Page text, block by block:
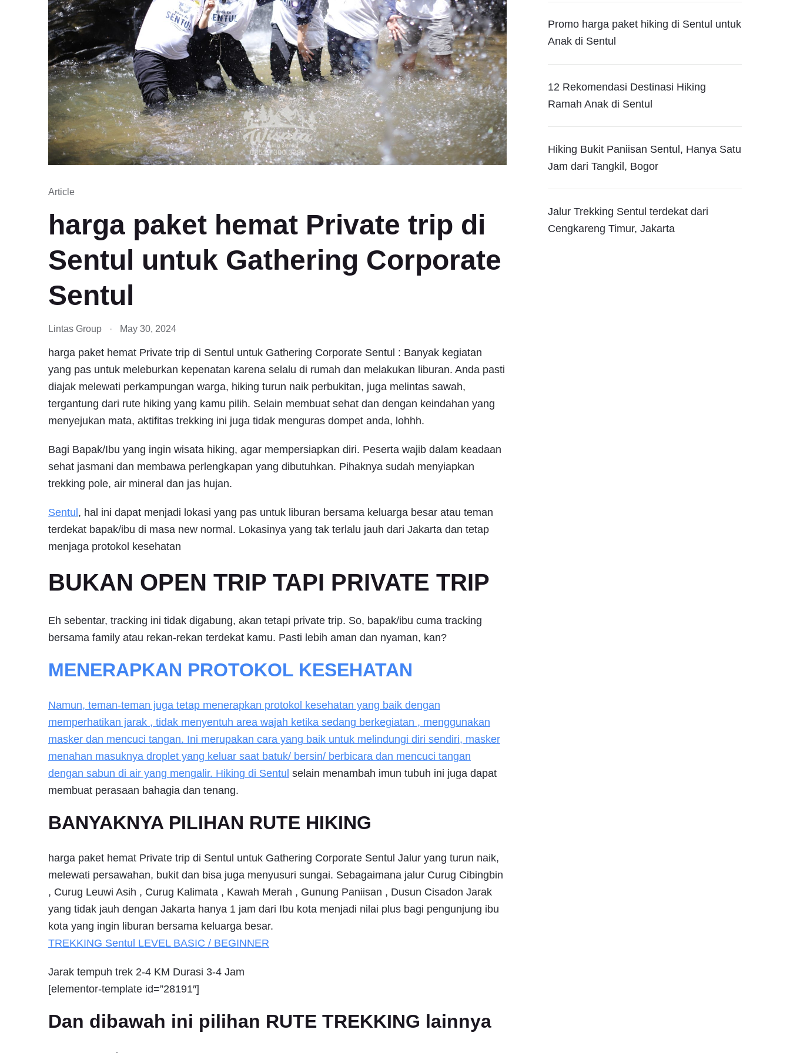
Article
harga paket hemat Private trip di
Sentul untuk Gathering Corporate
Sentul
Lintas Group May 30, 2024
harga paket hemat Private trip di Sentul untuk Gathering Corporate Sentul : Banyak kegiatan
yang pas untuk meleburkan kepenatan karena selalu di rumah dan melakukan liburan. Anda pasti
diajak melewati perkampungan warga, hiking turun naik perbukitan, juga melintas sawah,
tergantung dari rute hiking yang kamu pilih. Selain membuat sehat dan dengan keindahan yang
menyejukan mata, aktifitas trekking ini juga tidak menguras dompet anda, lohhh.
Bagi Bapak/Ibu yang ingin wisata hiking, agar mempersiapkan diri. Peserta wajib dalam keadaan
sehat jasmani dan membawa perlengkapan yang dibutuhkan. Pihaknya sudah menyiapkan
trekking pole, air mineral dan jas hujan.
Sentul, hal ini dapat menjadi lokasi yang pas untuk liburan bersama keluarga besar atau teman
terdekat bapak/ibu di masa new normal. Lokasinya yang tak terlalu jauh dari Jakarta dan tetap
menjaga protokol kesehatan
BUKAN OPEN TRIP TAPI PRIVATE TRIP
Eh sebentar, tracking ini tidak digabung, akan tetapi private trip. So, bapak/ibu cuma tracking
bersama family atau rekan-rekan terdekat kamu. Pasti lebih aman dan nyaman, kan?
MENERAPKAN PROTOKOL KESEHATAN
Namun, teman-teman juga tetap menerapkan protokol kesehatan yang baik dengan
memperhatikan jarak , tidak menyentuh area wajah ketika sedang berkegiatan , menggunakan
masker dan mencuci tangan. Ini merupakan cara yang baik untuk melindungi diri sendiri, masker
menahan masuknya droplet yang keluar saat batuk/ bersin/ berbicara dan mencuci tangan
dengan sabun di air yang mengalir. Hiking di Sentul selain menambah imun tubuh ini juga dapat
membuat perasaan bahagia dan tenang.
BANYAKNYA PILIHAN RUTE HIKING
harga paket hemat Private trip di Sentul untuk Gathering Corporate Sentul Jalur yang turun naik,
melewati persawahan, bukit dan bisa juga menyusuri sungai. Sebagaimana jalur Curug Cibingbin
, Curug Leuwi Asih , Curug Kalimata , Kawah Merah , Gunung Paniisan , Dusun Cisadon Jarak
yang tidak jauh dengan Jakarta hanya 1 jam dari Ibu kota menjadi nilai plus bagi pengunjung ibu
kota yang ingin liburan bersama keluarga besar.
TREKKING Sentul LEVEL BASIC / BEGINNER
Jarak tempuh trek 2-4 KM Durasi 3-4 Jam
[elementor-template id=”28191″]
Dan dibawah ini pilihan RUTE TREKKING lainnya
Promo harga paket hiking di Sentul untuk
Anak di Sentul
12 Rekomendasi Destinasi Hiking
Ramah Anak di Sentul
Hiking Bukit Paniisan Sentul, Hanya Satu
Jam dari Tangkil, Bogor
Jalur Trekking Sentul terdekat dari
Cengkareng Timur, Jakarta